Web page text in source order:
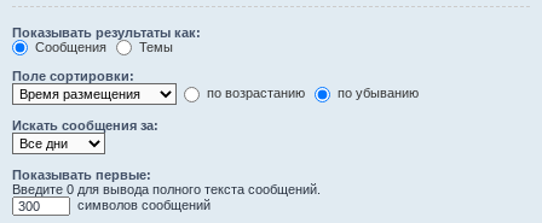
Показывать результаты как:
Сообщения
Темы
Поле сортировки:
по возрастанию
по убыванию
Искать сообщения за:
Показывать первые:
Введите 0 для вывода полного текста сообщений.
символов сообщений